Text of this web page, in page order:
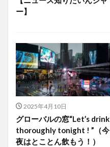
ー】
2025年4月10日
グローバルの窓“Let’s drink
thoroughly tonight ! ”（今
夜はとことん飲もう！）